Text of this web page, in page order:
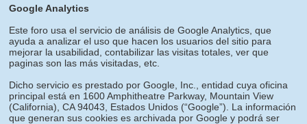
Google Analytics
Este foro usa el servicio de análisis de Google Analytics, que
ayuda a analizar el uso que hacen los usuarios del sitio para
mejorar la usabilidad, contabilizar las visitas totales, ver que
paginas son las más visitadas, etc.
Dicho servicio es prestado por Google, Inc., entidad cuya oficina
principal está en 1600 Amphitheatre Parkway, Mountain View
(California), CA 94043, Estados Unidos (“Google”). La información
que generan sus cookies es archivada por Google y podrá ser